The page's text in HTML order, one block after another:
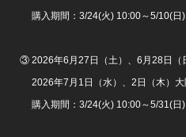
購入期間：3/24(火) 10:00～5/10(日
③ 2026年6月27日（土）、6月28日（
2026年7月1日（水）、2日（木）大
購入期間：3/24(火) 10:00～5/31(日